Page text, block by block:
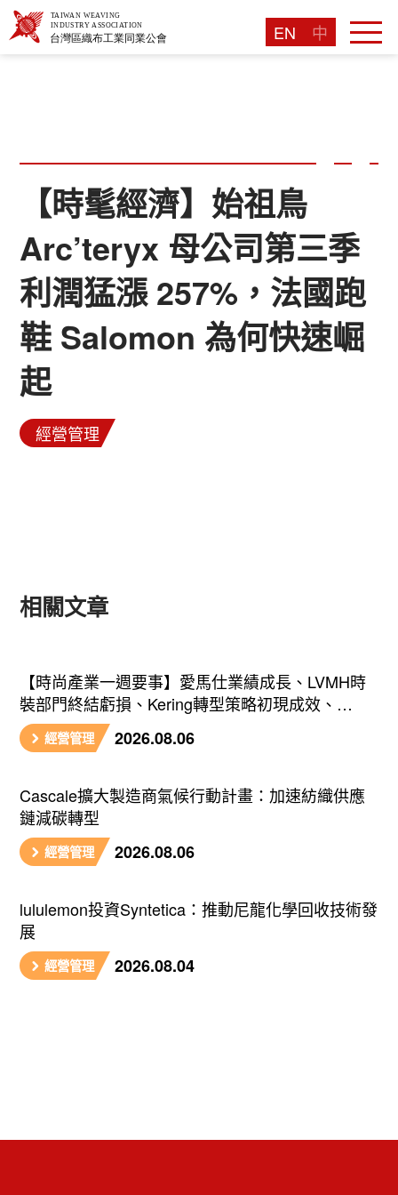
EN 中
【時髦經濟】始祖鳥
Arc’teryx 母公司第三季
利潤猛漲 257%，法國跑
鞋 Salomon 為何快速崛
起
經營管理
相關文章
【時尚產業一週要事】愛馬仕業績成長、LVMH時
裝部門終結虧損、Kering轉型策略初現成效、
Prada集團財報亮眼
經營管理 2026.08.06
Cascale擴大製造商氣候行動計畫：加速紡織供應
鏈減碳轉型
經營管理 2026.08.06
lululemon投資Syntetica：推動尼龍化學回收技術發
展
經營管理 2026.08.04